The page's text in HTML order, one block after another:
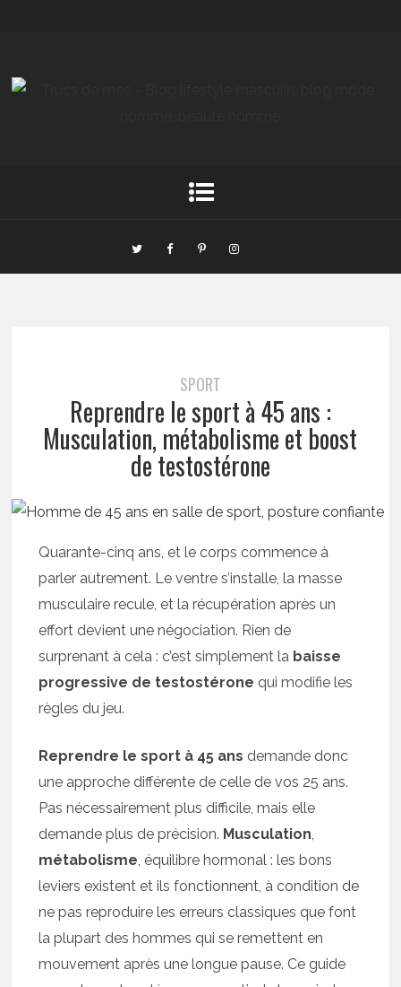
SPORT
Reprendre le sport à 45 ans :
Musculation, métabolisme et boost
de testostérone
Quarante-cinq ans, et le corps commence à
parler autrement. Le ventre s’installe, la masse
musculaire recule, et la récupération après un
effort devient une négociation. Rien de
surprenant à cela : c’est simplement la baisse
progressive de testostérone qui modifie les
règles du jeu.
Reprendre le sport à 45 ans demande donc
une approche différente de celle de vos 25 ans.
Pas nécessairement plus difficile, mais elle
demande plus de précision. Musculation,
métabolisme, équilibre hormonal : les bons
leviers existent et ils fonctionnent, à condition de
ne pas reproduire les erreurs classiques que font
la plupart des hommes qui se remettent en
mouvement après une longue pause. Ce guide